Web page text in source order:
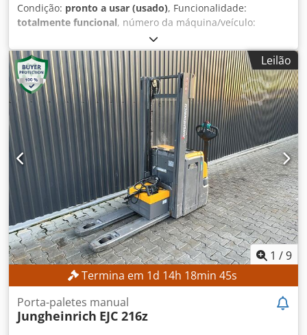
Condição: pronto a usar (usado), Funcionalidade:
totalmente funcional, número da máquina/veículo:
2015
15.254 h, altura de elevação:4.700 mm, elevação livre:
1.490 mm , tipo de mastro: triplex, altura de construção:
2.132 mm, Sem preço mínimo – venda garantida ao preço
mais alto! DETALHES TÉCNICOS Elevação livre: 1.490 mm
Altura de elevação: 4.700 mm Altura total: 2.132 mm
DETALHES DA MÁQUINA Tipo de mastro: Triplex Tensão da
bateria: 48 V Capacidade da bateria: 625 Ah Ano de
fabricação da bateria: 2015 Válvulas hidráulicas: 3.ª/4.ª
válvula no suporte do garfo Horas de operação: 15.254 h
EQUIPAMENTO Dsdpfx Aszrlxgehvswa Mastro de elevação
triplex com elevação livre 3.ª/4.ª válvula hidráulica no
suporte do garfo Carregador Referência externa: SL9789SP
Leilão
1 /9
Termina em 1d 14h 18min 42s
Porta-paletes manual
Jungheinrich EJC 216z